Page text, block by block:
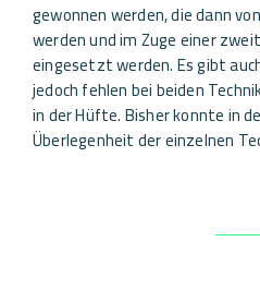
gewonnen werden, die dann
werden und im Zuge einer
eingesetzt werden. Es gibt
jedoch fehlen bei beiden
in der Hüfte. Bisher konnte in
Überlegenheit der einzelnen